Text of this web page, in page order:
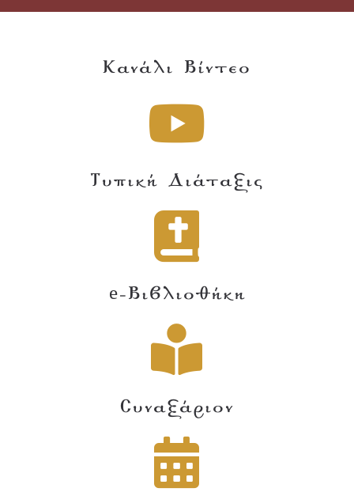
Κανάλι Βίντεο
Τυπική Διάταξις
e-Βιβλιοθήκη
Συναξάριον